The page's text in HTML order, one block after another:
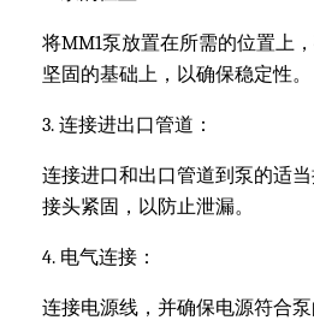
将MM1泵放置在所需的位置上
坚固的基础上，以确保稳定性。
3. 连接进出口管道：
连接进口和出口管道到泵的适
接头紧固，以防止泄漏。
4. 电气连接：
连接电源线，并确保电源符合